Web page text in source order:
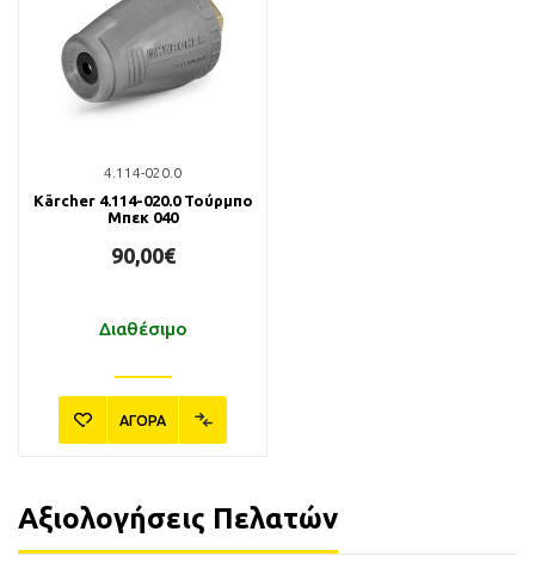
4.114-020.0
Kärcher 4.114-020.0 Τούρμπο
Μπεκ 040
90,00€
Διαθέσιμο
ΑΓΟΡΑ
Αξιολογήσεις Πελατών